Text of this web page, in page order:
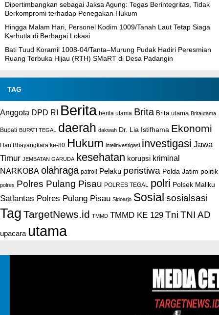
Dipertimbangkan sebagai Jaksa Agung: Tegas Berintegritas, Tidak
Berkompromi terhadap Penegakan Hukum
Hingga Malam Hari, Personel Kodim 1009/Tanah Laut Tetap Siaga
Karhutla di Berbagai Lokasi
Bati Tuud Koramil 1008-04/Tanta–Murung Pudak Hadiri Peresmian
Ruang Terbuka Hijau (RTH) SMaRT di Desa Padangin
TAG
Anggota DPD RI Berita berita utama Brita Brita.utama Britautama
Bupati BUPATI TEGAL daerah dakwah Dr. Lia Istifhama Ekonomi
Hari Bhayangkara ke-80 Hukum intelinvestigasi investigasi Jawa
Timur JEMBATAN GARUDA kesehatan korupsi kriminal
NARKOBA olahraga patroli Pelaku peristiwa Polda Jatim politik
polres Polres Pulang Pisau POLRES TEGAL polri Polsek Maliku
Satlantas Polres Pulang Pisau Sidoarjo Sosial sosialsasi
Tag TargetNews.id TMMD TMMD KE 129 Tni TNI AD
upacara utama